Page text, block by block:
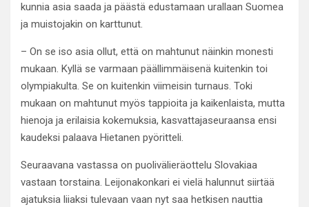
kunnia asia saada ja päästä edustamaan urallaan Suomea
ja muistojakin on karttunut.
– On se iso asia ollut, että on mahtunut näinkin monesti
mukaan. Kyllä se varmaan päällimmäisenä kuitenkin toi
olympiakulta. Se on kuitenkin viimeisin turnaus. Toki
mukaan on mahtunut myös tappioita ja kaikenlaista, mutta
hienoja ja erilaisia kokemuksia, kasvattajaseuraansa ensi
kaudeksi palaava Hietanen pyöritteli.
Seuraavana vastassa on puolivälieräottelu Slovakiaa
vastaan torstaina. Leijonakonkari ei vielä halunnut siirtää
ajatuksia liiaksi tulevaan vaan nyt saa hetkisen nauttia